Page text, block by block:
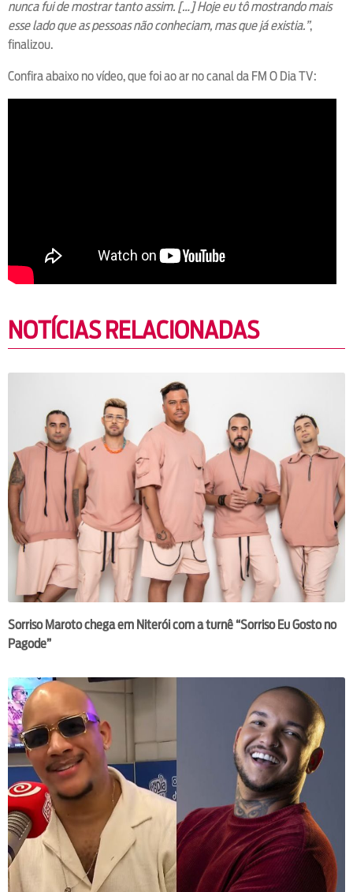
nunca fui de mostrar tanto assim. […] Hoje eu tô mostrando mais
esse lado que as pessoas não conheciam, mas que já existia.”,
finalizou.
Confira abaixo no vídeo, que foi ao ar no canal da FM O Dia TV:
NOTÍCIAS RELACIONADAS
Sorriso Maroto chega em Niterói com a turnê “Sorriso Eu Gosto no
Pagode”